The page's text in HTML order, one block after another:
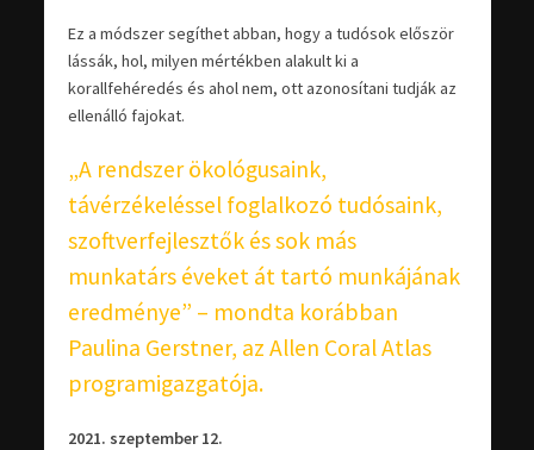
Ez a módszer segíthet abban, hogy a tudósok először
lássák, hol, milyen mértékben alakult ki a
korallfehéredés és ahol nem, ott azonosítani tudják az
ellenálló fajokat.
„A rendszer ökológusaink,
távérzékeléssel foglalkozó tudósaink,
szoftverfejlesztők és sok más
munkatárs éveket át tartó munkájának
eredménye” – mondta korábban
Paulina Gerstner, az Allen Coral Atlas
programigazgatója.
2021. szeptember 12.